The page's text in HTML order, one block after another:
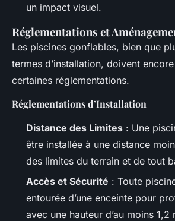
un impact visuel.
Réglementations et
Les piscines gonflables, bien que
termes d’installation, doivent
certaines réglementations.
Réglementations d’Installation
Distance des Limites : Une
être installée à une distance
des limites du terrain et de tout
Accès et Sécurité : Toute
entourée d’une enceinte pour
avec une hauteur d’au moins 1,2